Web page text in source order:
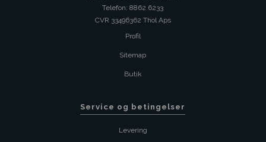
Telefon: 8862 6233
CVR 33496362 Thol Aps
Profil
Sitemap
Butik
Service og betingelser
Levering